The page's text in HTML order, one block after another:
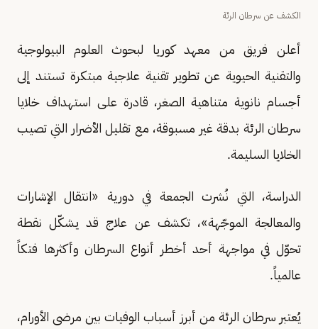
الكشف عن سرطان الرئة
أعلن فريق من معهد كوريا لبحوث العلوم البيولوجية
والتقنية الحيوية عن تطوير تقنية علاجية مبتكرة تستند إلى
أجسام نانوية متناهية الصغر، قادرة على استهداف خلايا
سرطان الرئة بدقة غير مسبوقة، مع تقليل الأضرار التي تصيب
الخلايا السليمة.
الدراسة، التي نُشرت الجمعة في دورية «انتقال الإشارات
والمعالجة الموجّهة»، تكشف عن علاج قد يشكّل نقطة
تحوّل في مواجهة أحد أخطر أنواع السرطان وأكثرها فتكاً
عالمياً.
يُعتبر سرطان الرئة من أبرز أسباب الوفيات بين مرضى الأورام،